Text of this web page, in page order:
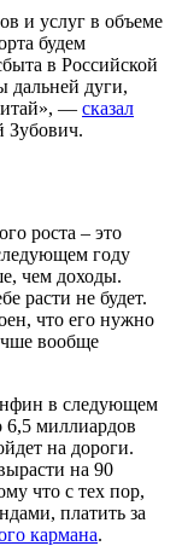
и услуг в объеме
будем
в Российской
дальней дуги,
— сказал
Зубович.
роста – это
году
чем доходы.
расти не будет.
что его нужно
вообще
в следующем
6,5 миллиардов
на дороги.
на 90
что с тех пор,
платить за
кармана.